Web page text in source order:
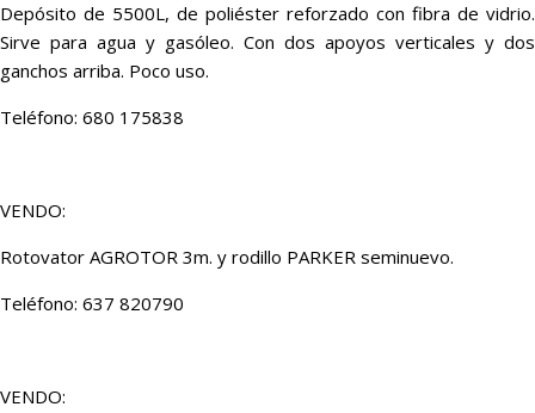
Depósito de 5500L, de poliéster reforzado con fibra de vidrio.
Sirve para agua y gasóleo. Con dos apoyos verticales y dos
ganchos arriba. Poco uso.
Teléfono: 680 175838
VENDO:
Rotovator AGROTOR 3m. y rodillo PARKER seminuevo.
Teléfono: 637 820790
VENDO: